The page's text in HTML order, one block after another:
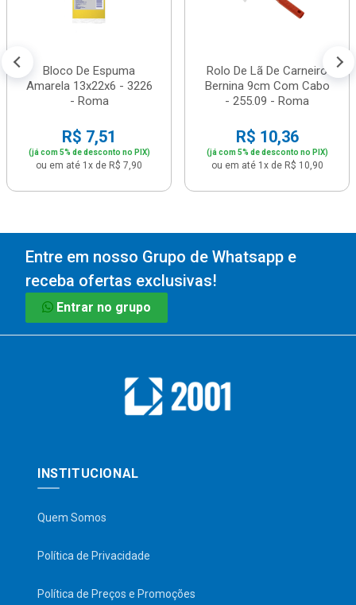
Bloco De Espuma
Amarela 13x22x6 - 3226
- Roma
R$ 7,51
(já com 5% de desconto no PIX)
ou em até 1x de R$ 7,90
Rolo De Lã De Carneiro
Bernina 9cm Com Cabo
- 255.09 - Roma
R$ 10,36
(já com 5% de desconto no PIX)
ou em até 1x de R$ 10,90
Entre em nosso Grupo de Whatsapp e
receba ofertas exclusivas!
Entrar no grupo
INSTITUCIONAL
Quem Somos
Política de Privacidade
Política de Preços e Promoções